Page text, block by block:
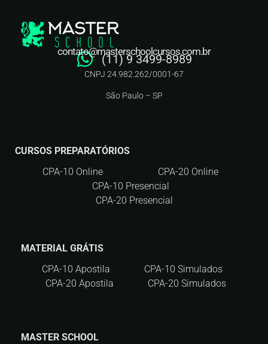
(11) 9 3499-8989
contato@masterschoolcursos.com.br
CNPJ 24.982.262/0001-67
São Paulo – SP
CURSOS PREPARATÓRIOS
CPA-10 Online
CPA-20 Online
CPA-10 Presencial
CPA-20 Presencial
MATERIAL GRÁTIS
CPA-10 Apostila
CPA-10 Simulados
CPA-20 Apostila
CPA-20 Simulados
MASTER SCHOOL